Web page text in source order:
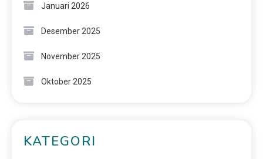
Januari 2026
Desember 2025
November 2025
Oktober 2025
KATEGORI